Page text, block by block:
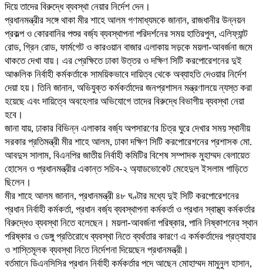
দিয়ে তাদের বিরুদ্ধে ব্যবস্থা নেয়ার নির্দেশ দেন।
প্রধানমন্ত্রীর সঙ্গে থাকা মীর শাহে আলম গণমাধ্যমকে জানান, রাজধানীর উন্নয়ন
প্রকল্প ও কোরবানির পশুর বর্জ্য ব্যবস্থাপনা পরিদর্শনের সময় হাতিরপুল, এলিফ্যান্ট
রোড, গ্রিন রোড, ফার্মগেট ও কারওয়ান বাজার এলাকায় সড়কে ময়লা-আবর্জনা জমে
থাকতে দেখা যায়। এর প্রেক্ষিতে ঢাকা উত্তর ও দক্ষিণ সিটি করপোরেশনের দুই
আঞ্চলিক নির্বাহী কর্মকর্তাকে সাময়িকভাবে দায়িত্ব থেকে অব্যাহতি দেওয়ার নির্দেশ
দেয়া হয়। তিনি জানান, অভিযুক্ত কর্মকর্তাদের জনপ্রশাসন মন্ত্রণালয়ে ন্যস্ত করা
হয়েছে এবং দায়িত্বে অবহেলার অভিযোগে তাদের বিরুদ্ধে বিভাগীয় ব্যবস্থা নেয়া
হবে।
জানা যায়, ঢাকার বিভিন্ন এলাকার বর্জ্য অপসারণের চিত্র ঘুরে দেখার সময় স্থানীয়
সরকার প্রতিমন্ত্রী মীর শাহে আলম, ঢাকা দক্ষিণ সিটি করপোরেশনের প্রশাসক মো.
আবদুস সালাম, বিএনপির জাতীয় নির্বাহী কমিটির বিশেষ সম্পাদক মুহাম্মদ বেলায়েত
হোসেন ও প্রধানমন্ত্রীর একান্ত সচিব-২ অ্যাডভোকেট মেহেদুল ইসলাম গাড়িতে
ছিলেন।
মীর শাহে আলম জানান, প্রধানমন্ত্রী ৪৮ ঘণ্টার মধ্যে দুই সিটি করপোরেশনের
প্রধান নির্বাহী কর্মকর্তা, প্রধান বর্জ্য ব্যবস্থাপনা কর্মকর্তা ও প্রধান স্বাস্থ্য কর্মকর্তার
বিরুদ্ধেও ব্যবস্থা নিতে বলেছেন। ময়লা-আবর্জনা পরিষ্কার, পানি নিষ্কাশনের স্থান
পরিষ্কার ও ডেঙ্গু প্রতিরোধে ব্যবস্থা নিতে ব্যর্থতার কারণে এ কর্মকর্তাদের প্রত্যাহার
ও শাস্তিমূলক ব্যবস্থা নিতে নির্দেশনা দিয়েছেন প্রধানমন্ত্রী।
বর্তমানে ডিএনসিসির প্রধান নির্বাহী কর্মকর্তার পদে আছেন মোহাম্মদ মামুনুল হাসান,